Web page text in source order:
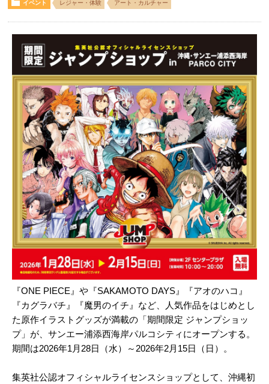
イベント レジャー・体験 アート・カルチャー
『ONE PIECE』や『SAKAMOTO DAYS』『アオのハコ』
『カグラバチ』『魔男のイチ』など、人気作品をはじめとし
た原作イラストグッズが満載の「期間限定 ジャンプショッ
プ」が、サンエー浦添西海岸パルコシティにオープンする。
期間は2026年1月28日（水）～2026年2月15日（日）。
集英社公認オフィシャルライセンスショップとして、沖縄初